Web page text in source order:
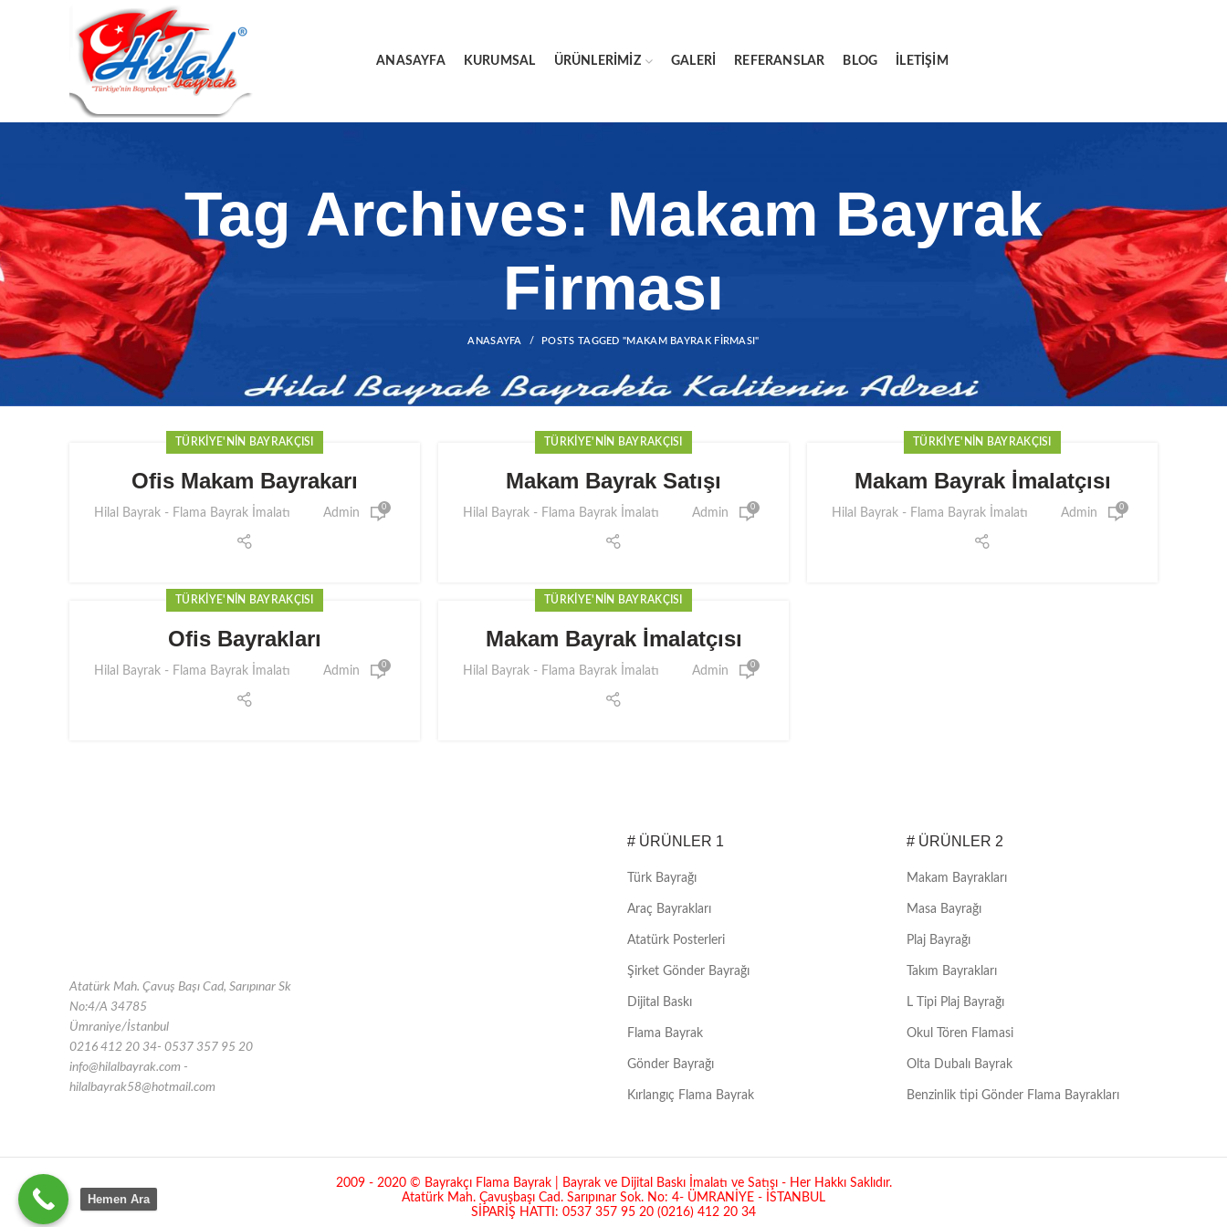
ANASAYFA KURUMSAL ÜRÜNLERIMIZ GALERI REFERANSLAR BLOG İLETIŞIM
Tag Archives: Makam Bayrak
Firması
ANASAYFA POSTS TAGGED "MAKAM BAYRAK FIRMASI"
TÜRKIYE'NIN BAYRAKÇISI
Ofis Makam Bayrakarı
Hilal Bayrak - Flama Bayrak İmalatı Admin 0
TÜRKIYE'NIN BAYRAKÇISI
Makam Bayrak Satışı
Hilal Bayrak - Flama Bayrak İmalatı Admin 0
TÜRKIYE'NIN BAYRAKÇISI
Makam Bayrak İmalatçısı
Hilal Bayrak - Flama Bayrak İmalatı Admin 0
TÜRKIYE'NIN BAYRAKÇISI
Ofis Bayrakları
Hilal Bayrak - Flama Bayrak İmalatı Admin 0
TÜRKIYE'NIN BAYRAKÇISI
Makam Bayrak İmalatçısı
Hilal Bayrak - Flama Bayrak İmalatı Admin 0
Atatürk Mah. Çavuş Başı Cad, Sarıpınar Sk
No:4/A 34785
Ümraniye/İstanbul
0216 412 20 34- 0537 357 95 20
info@hilalbayrak.com -
hilalbayrak58@hotmail.com
# ÜRÜNLER 1
Türk Bayrağı
Araç Bayrakları
Atatürk Posterleri
Şirket Gönder Bayrağı
Dijital Baskı
Flama Bayrak
Gönder Bayrağı
Kırlangıç Flama Bayrak
# ÜRÜNLER 2
Makam Bayrakları
Masa Bayrağı
Plaj Bayrağı
Takım Bayrakları
L Tipi Plaj Bayrağı
Okul Tören Flamasi
Olta Dubalı Bayrak
Benzinlik tipi Gönder Flama Bayrakları
2009 - 2020 © Bayrakçı Flama Bayrak | Bayrak ve Dijital Baskı İmalatı ve Satışı - Her Hakkı Saklıdır.
Atatürk Mah. Çavuşbaşı Cad. Sarıpınar Sok. No: 4- ÜMRANİYE - İSTANBUL
SİPARİŞ HATTI: 0537 357 95 20 (0216) 412 20 34
Hemen Ara